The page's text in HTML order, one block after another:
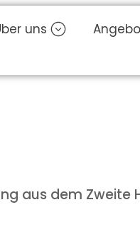
uns
aus dem Zweite